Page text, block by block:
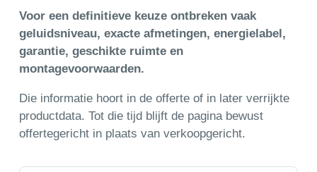
Voor een definitieve keuze ontbreken vaak
geluidsniveau, exacte afmetingen, energielabel,
garantie, geschikte ruimte en
montagevoorwaarden.
Die informatie hoort in de offerte of in later verrijkte
productdata. Tot die tijd blijft de pagina bewust
offertegericht in plaats van verkoopgericht.